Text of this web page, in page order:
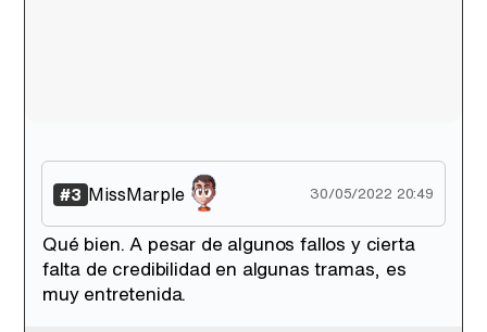
#3 MissMarple 30/05/2022 20:49
Qué bien. A pesar de algunos fallos y cierta
falta de credibilidad en algunas tramas, es
muy entretenida.